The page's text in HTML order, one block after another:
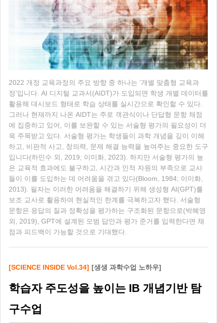
2022 개정 교육과정의 주요 방향 중 하나는 ‘개별 맞춤형 교육과
정’입니다. AI 디지털 교과서(AIDT)가 도입되면 학생 개별 데이터를
활용해 대시보드 형태로 학습 상태를 실시간으로 확인할 수 있다.
그러나 현재까지 나온 AIDT는 주로 객관식이나 단답형 문항 채점
에 집중하고 있어, 이를 보완할 수 있는 서술형 평가의 필요성이 더
욱 주목받고 있다. 서술형 평가는 학생들이 과학 개념을 깊이 이해
하고, 비판적 사고, 창의력, 문제 해결 능력을 높여주는 중요한 도구
입니다(하민수 외, 2019; 이미화, 2023). 하지만 서술형 평가의 높
은 교육적 효과에도 불구하고, 시간과 인적 자원의 부족으로 교사
들이 이를 도입하는 데 어려움을 겪고 있다(Bloom, 1984; 이미화,
2013). 필자는 이러한 어려움을 해결하기 위해 생성형 AI(GPT)를
보조 교사로 활용하여 현실적인 한계를 극복하고자 했다. 서술형
문항은 응답의 질과 정확성을 평가하는 구조화된 문항으로(박혜영
외, 2019), GPT에 설계된 모범 답안과 평가 준거를 입력한다면 채
점과 피드백이 가능할 것으로 기대했다.
[SCIENCE INSIDE Vol.34] [생생 과학수업 노하우]
학습자 주도성을 높이는 IB 개념기반 탐
구수업